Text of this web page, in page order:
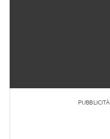
PUBBLICITÀ